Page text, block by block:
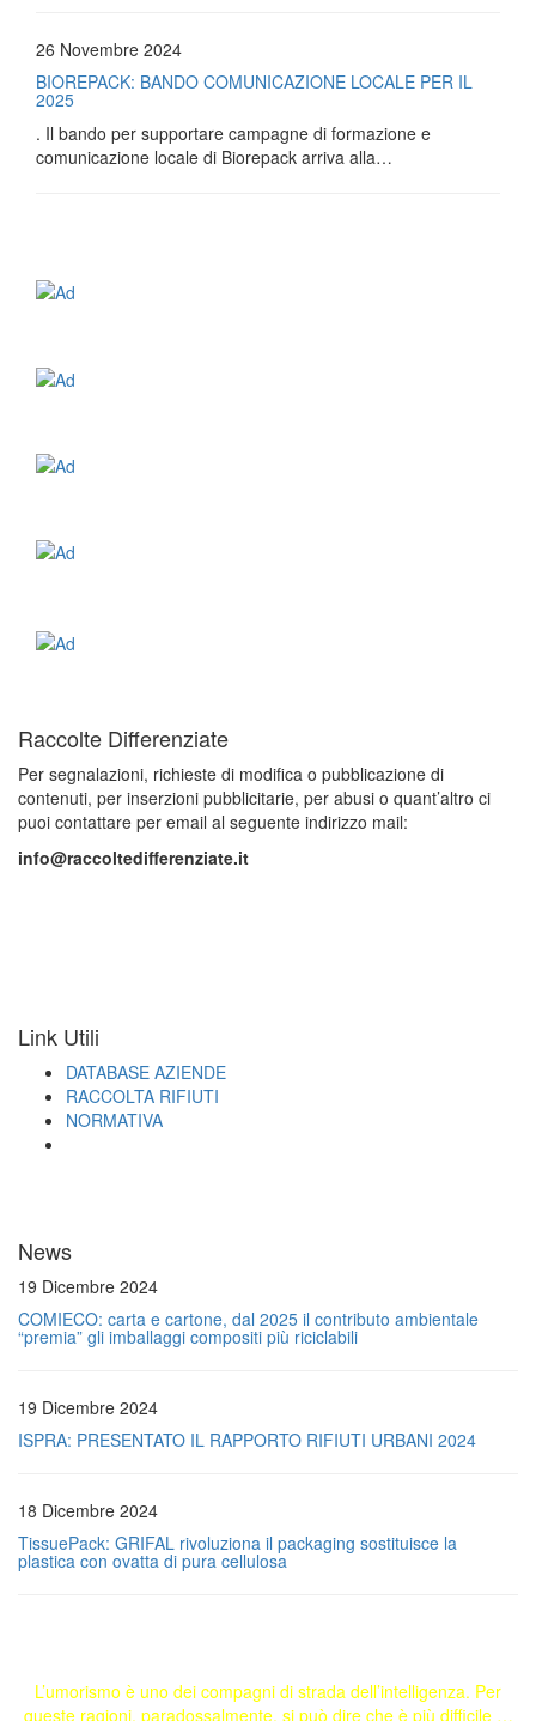
26 Novembre 2024
BIOREPACK: BANDO COMUNICAZIONE LOCALE PER IL
2025
. Il bando per supportare campagne di formazione e
comunicazione locale di Biorepack arriva alla…
Raccolte Differenziate
Per segnalazioni, richieste di modifica o pubblicazione di
contenuti, per inserzioni pubblicitarie, per abusi o quant’altro ci
puoi contattare per email al seguente indirizzo mail:
info@raccoltedifferenziate.it
Link Utili
DATABASE AZIENDE
RACCOLTA RIFIUTI
NORMATIVA
News
19 Dicembre 2024
COMIECO: carta e cartone, dal 2025 il contributo ambientale
“premia” gli imballaggi compositi più riciclabili
19 Dicembre 2024
ISPRA: PRESENTATO IL RAPPORTO RIFIUTI URBANI 2024
18 Dicembre 2024
TissuePack: GRIFAL rivoluziona il packaging sostituisce la
plastica con ovatta di pura cellulosa
L’umorismo è uno dei compagni di strada dell’intelligenza. Per
queste ragioni, paradossalmente, si può dire che è più difficile …